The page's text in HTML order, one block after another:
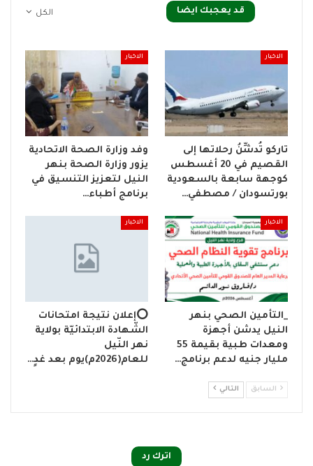
الكل قد يعجبك ايضا
الاخبار
تاركو تُدشِّنُ رحلاتها إلى
القصيم في 20 أغسطس
كوجهة سابعة بالسعودية
بورتسودان / مصطفي…
الاخبار
وفد وزارة الصحة الاتحادية
يزور وزارة الصحة بنهر
النيل لتعزيز التنسيق في
برنامج أطباء…
الاخبار
_التأمين الصحي بنهر
النيل يدشن أجهزة
ومعدات طبية بقيمة 55
مليار جنيه لدعم برنامج…
الاخبار
⭕إعلان نتيجة امتحانات
الشّهادة الابتدائيّة بولاية
نهر النّيل
للعام(2026م)يوم بعد غدٍ…
السابق التالي
اترك رد